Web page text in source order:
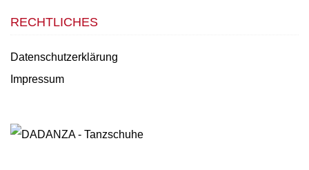
RECHTLICHES
Datenschutzerklärung
Impressum